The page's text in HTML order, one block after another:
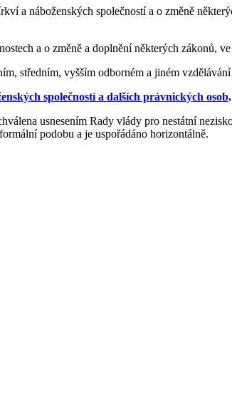
a náboženských společností a o změně
a o změně a doplnění některých zákonů,
středním, vyšším odborném a jiném
společností a dalších právnických osob.
usnesením Rady vlády pro nestátní
podobu a je uspořádáno horizontálně.